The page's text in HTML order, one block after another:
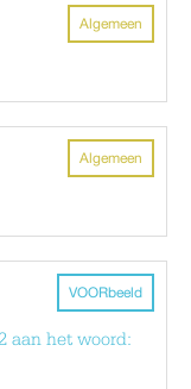
Algemeen
Algemeen
VOORbeeld
aan het woord: